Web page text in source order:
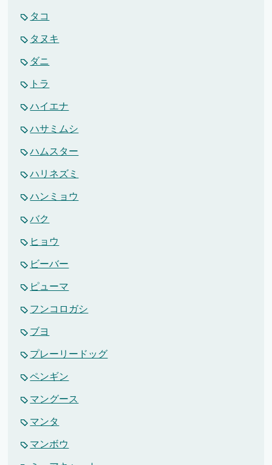
タコ
タヌキ
ダニ
トラ
ハイエナ
ハサミムシ
ハムスター
ハリネズミ
ハンミョウ
バク
ヒョウ
ビーバー
ピューマ
フンコロガシ
ブヨ
プレーリードッグ
ペンギン
マングース
マンタ
マンボウ